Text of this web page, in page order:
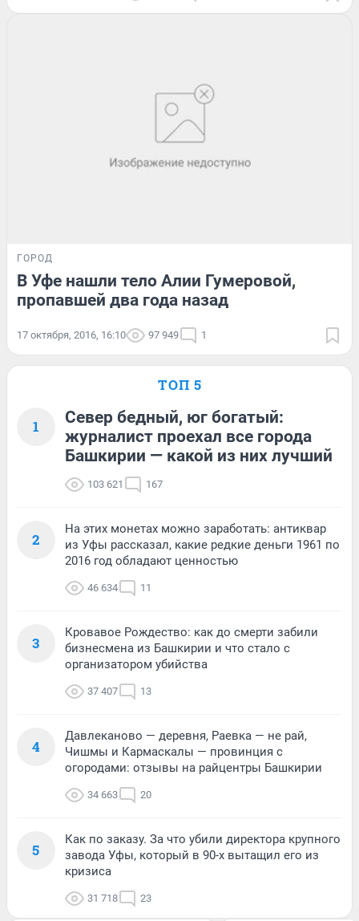
ГОРОД
В Уфе нашли тело Алии Гумеровой,
пропавшей два года назад
17 октября, 2016, 16:10 97 949 1
ТОП 5
1
Север бедный, юг богатый:
журналист проехал все города
Башкирии — какой из них лучший
103 621 167
2
На этих монетах можно заработать: антиквар
из Уфы рассказал, какие редкие деньги 1961 по
2016 год обладают ценностью
46 634 11
3
Кровавое Рождество: как до смерти забили
бизнесмена из Башкирии и что стало с
организатором убийства
37 407 13
4
Давлеканово — деревня, Раевка — не рай,
Чишмы и Кармаскалы — провинция с
огородами: отзывы на райцентры Башкирии
34 663 20
5
Как по заказу. За что убили директора крупного
завода Уфы, который в 90-х вытащил его из
кризиса
31 718 23